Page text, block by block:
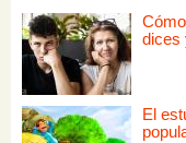
dices
El